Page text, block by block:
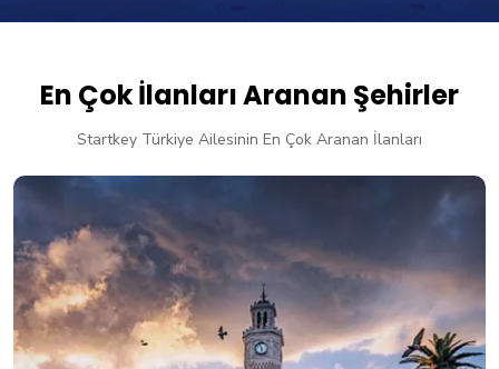
En Çok İlanları Aranan Şehirler
Startkey Türkiye Ailesinin En Çok Aranan İlanları